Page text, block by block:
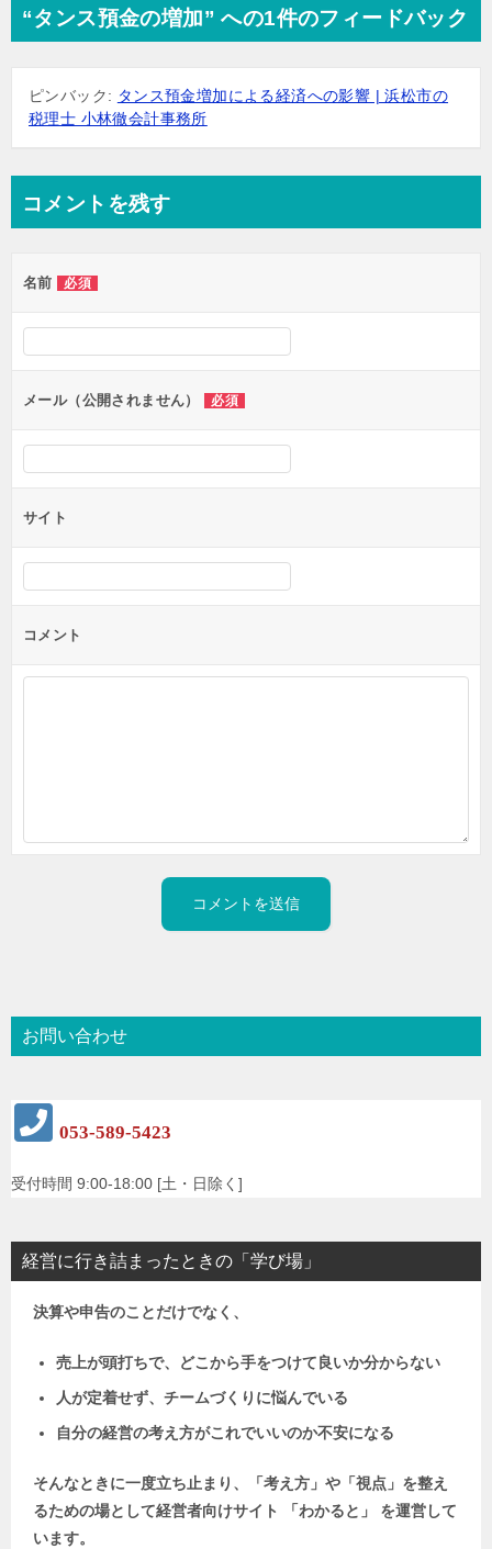
“タンス預金の増加” への1件のフィードバック
ピンバック: タンス預金増加による経済への影響 | 浜松市の
税理士 小林徹会計事務所
コメントを残す
名前 必須
メール（公開されません） 必須
サイト
コメント
お問い合わせ
053-589-5423
受付時間 9:00-18:00 [土・日除く]
経営に行き詰まったときの「学び場」
決算や申告のことだけでなく、
売上が頭打ちで、どこから手をつけて良いか分からない
人が定着せず、チームづくりに悩んでいる
自分の経営の考え方がこれでいいのか不安になる
そんなときに一度立ち止まり、「考え方」や「視点」を整え
るための場として経営者向けサイト 「わかると」 を運営して
います。